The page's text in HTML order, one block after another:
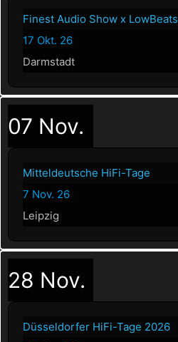
Finest Audio Show x LowBeats
17 Okt. 26
Darmstadt
07 Nov.
Mitteldeutsche HiFi-Tage
7 Nov. 26
Leipzig
28 Nov.
Düsseldorfer HiFi-Tage 2026